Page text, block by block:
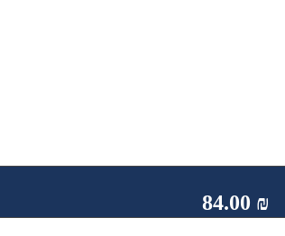
84.00 ₪